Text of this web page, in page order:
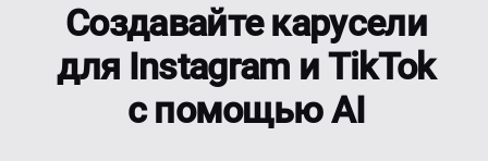
Создавайте карусели
для Instagram и TikTok
с помощью AI